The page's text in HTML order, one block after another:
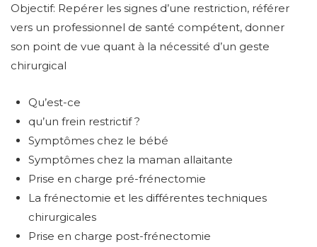
Objectif: Repérer les signes d’une restriction, référer
vers un professionnel de santé compétent, donner
son point de vue quant à la nécessité d’un geste
chirurgical
Qu’est-ce
qu’un frein restrictif ?
Symptômes chez le bébé
Symptômes chez la maman allaitante
Prise en charge pré-frénectomie
La frénectomie et les différentes techniques
chirurgicales
Prise en charge post-frénectomie